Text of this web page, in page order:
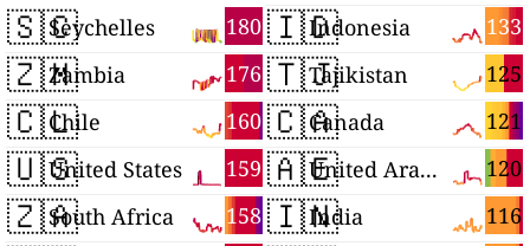
🇸🇨 180
Seychelles
🇿🇲 176
Zambia
🇨🇱 160
Chile
🇺🇸 159
United States
🇿🇦 158
South Africa
🇮🇩 133
Indonesia
🇹🇯 125
Tajikistan
🇨🇦 121
Canada
🇦🇪 120
United Arab Emirates
🇮🇳 116
India